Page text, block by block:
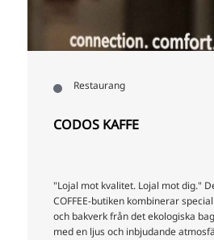
Restaurang
CODOS KAFFE
"Lojal mot kvalitet. Lojal mot dig."
COFFEE-butiken kombinerar
och bakverk från det ekologiska
med en ljus och inbjudande